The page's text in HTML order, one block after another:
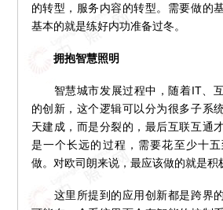
的转型，服务内容的转型。需要做的
基本的就是练好内功准备过冬。
拥抱智慧照明
智慧城市发展过程中，随着IT、互
的创新，这个逻辑可以分为很多子系
天建成，而是分裂的，最后互联互通
是一个长远的过程，需要花至少十
做。对欧司朗来说，最应该做的就是积
这里所提到的应用创新都是跨界的